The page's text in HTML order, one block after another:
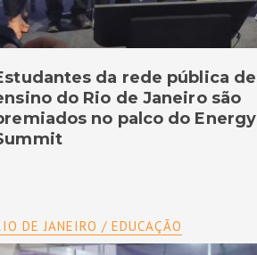
da rede pública de
do Rio de Janeiro são
no palco do Energy
DE JANEIRO / EDUCAÇÃO